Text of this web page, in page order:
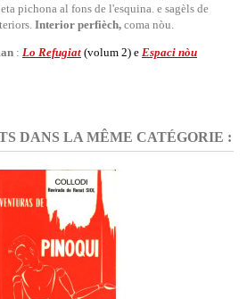
pichona al fons de l'esquina. e sagèls de
Interior perfièch, coma nòu.
: Lo Refugiat (volum 2) e Espaci nòu
DANS LA MÊME CATÉGORIE :